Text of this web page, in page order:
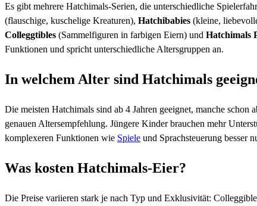
Es gibt mehrere Hatchimals-Serien, die unterschiedliche
(flauschige, kuschelige Kreaturen), Hatchibabies (kleine,
Colleggtibles (Sammelfiguren in farbigen Eiern) und Hatchimals
Funktionen und spricht unterschiedliche Altersgruppen an.
In welchem Alter sind Hatchimals
Die meisten Hatchimals sind ab 4 Jahren geeignet, manche schon
genauen Altersempfehlung. Jüngere Kinder brauchen mehr
komplexeren Funktionen wie Spiele und Sprachsteuerung besser
Was kosten Hatchimals-Eier?
Die Preise variieren stark je nach Typ und Exklusivität: